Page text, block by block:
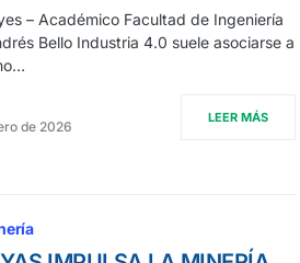
– Académico Facultad de Ingeniería
Bello Industria 4.0 suele asociarse a
de 2026
LEER MÁS